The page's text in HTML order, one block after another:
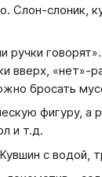
Слон-слоник,
ручки
вверх,
бросать
фигуру,
и т.д.
с водой,